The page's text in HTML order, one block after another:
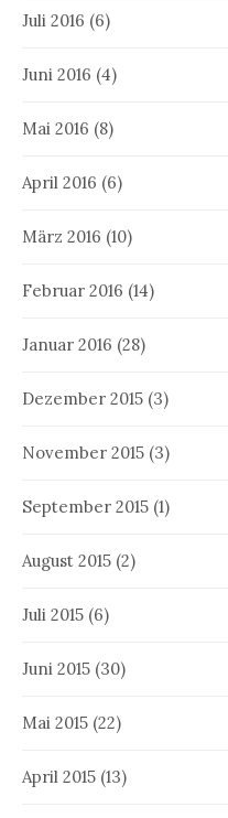
Juli 2016 (6)
Juni 2016 (4)
Mai 2016 (8)
April 2016 (6)
März 2016 (10)
Februar 2016 (14)
Januar 2016 (28)
Dezember 2015 (3)
November 2015 (3)
September 2015 (1)
August 2015 (2)
Juli 2015 (6)
Juni 2015 (30)
Mai 2015 (22)
April 2015 (13)